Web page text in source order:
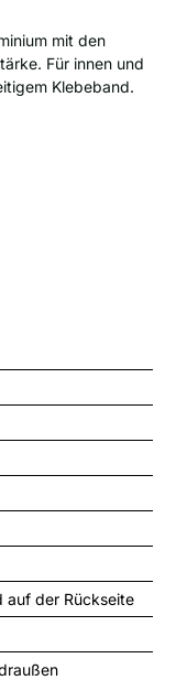
mit den
Für innen und
Klebeband.
auf der Rückseite